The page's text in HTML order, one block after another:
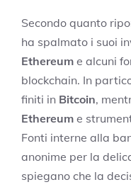
Secondo quanto
ha spalmato i suoi
Ethereum e alcuni
blockchain. In
finiti in Bitcoin,
Ethereum e
Fonti interne alla
anonime per la
spiegano che la